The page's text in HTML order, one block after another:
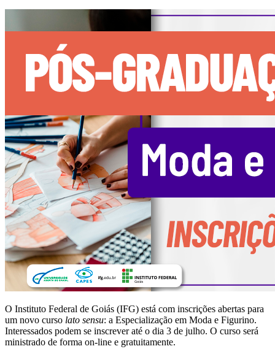
O Instituto Federal de Goiás (IFG) está com inscrições abertas para
um novo curso lato sensu: a Especialização em Moda e Figurino.
Interessados podem se inscrever até o dia 3 de julho. O curso será
ministrado de forma on-line e gratuitamente.